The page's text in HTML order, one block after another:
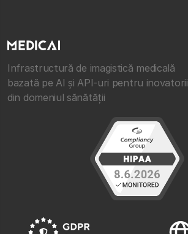
Infrastructură de imagistică medicală
bazată pe AI și API-uri pentru inovatorii
din domeniul sănătății